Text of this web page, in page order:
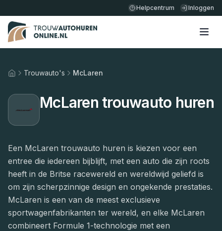
Helpcentrum Inloggen
HomeTrouwauto's McLaren
McLaren trouwauto huren
Een McLaren trouwauto huren is kiezen voor een
entree die iedereen bijblijft, met een auto die zijn roots
heeft in de Britse racewereld en wereldwijd geliefd is
om zijn scherpzinnige design en ongekende prestaties.
McLaren is een van de meest exclusieve
sportwagenfabrikanten ter wereld, en elke McLaren
combineert Formule 1-technologie met een